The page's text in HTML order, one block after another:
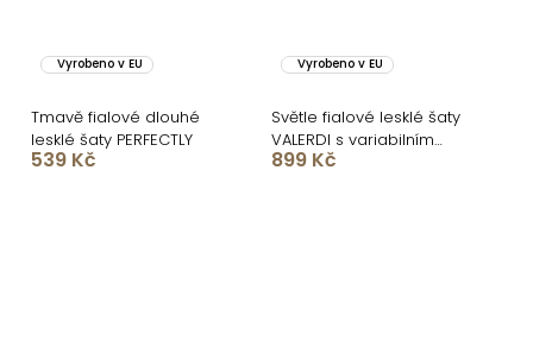
Vyrobeno v EU
Tmavě fialové dlouhé
lesklé šaty PERFECTLY
539 Kč
Vyrobeno v EU
Světle fialové lesklé šaty
VALERDI s variabilním
vázáním a rozparkem
899 Kč